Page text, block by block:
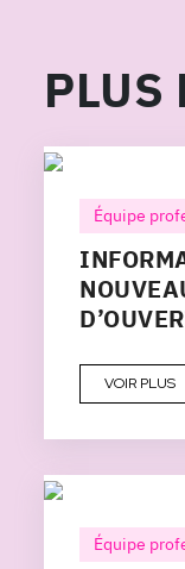
PLUS
Équipe
VOIR PLUS
Équipe